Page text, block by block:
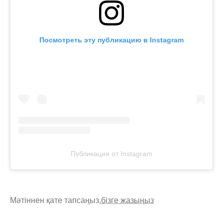
Посмотреть эту публикацию в Instagram
Публикация от Instagram
Мәтіннен қате тапсаңыз,бізге жазыңыз